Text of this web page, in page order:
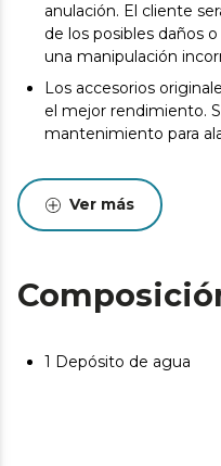
anulación. El cliente
de los posibles daños
una manipulación
Los accesorios
el mejor rendimiento.
mantenimiento para
Ver más
1 Depósito de agua